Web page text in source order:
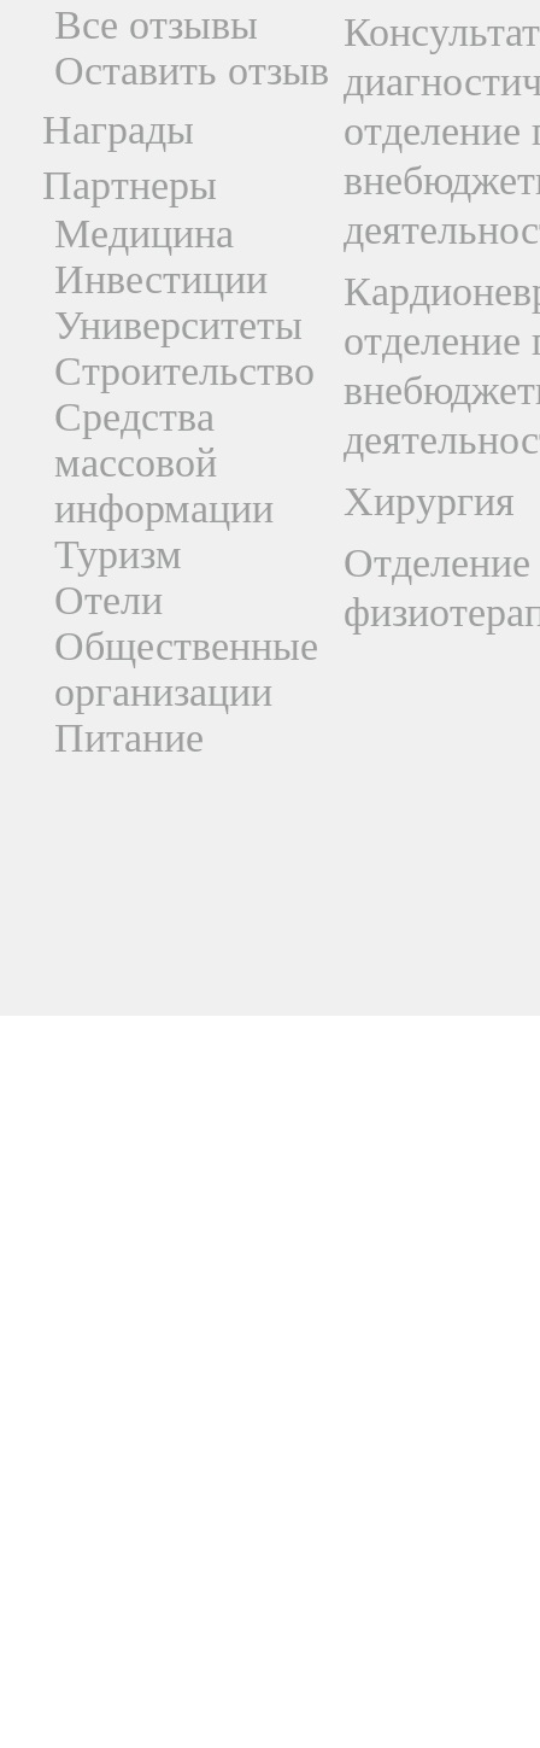
Все отзывы
Оставить отзыв
Награды
Партнеры
Медицина
Инвестиции
Университеты
Строительство
Средства
массовой
информации
Туризм
Отели
Общественные
организации
Питание
отделение
отделение
Хирургия
Отделение